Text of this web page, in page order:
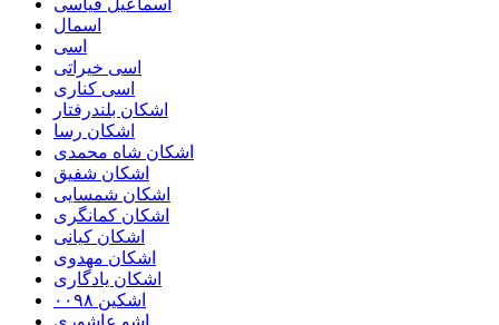
اسمال
اسی
اسی خیراتی
اسی کناری
اشکان بلندرفتار
اشکان رسا
اشکان شاه محمدی
اشکان شفیق
اشکان شمسایی
اشکان‌ کمانگری
اشکان کیانی
اشکان مهدوی
اشکان یادگاری
اشکین ۰۰۹۸
اشو عاشوری